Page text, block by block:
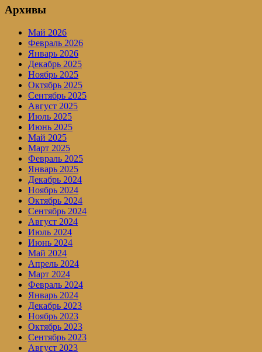
Архивы
Май 2026
Февраль 2026
Январь 2026
Декабрь 2025
Ноябрь 2025
Октябрь 2025
Сентябрь 2025
Август 2025
Июль 2025
Июнь 2025
Май 2025
Март 2025
Февраль 2025
Январь 2025
Декабрь 2024
Ноябрь 2024
Октябрь 2024
Сентябрь 2024
Август 2024
Июль 2024
Июнь 2024
Май 2024
Апрель 2024
Март 2024
Февраль 2024
Январь 2024
Декабрь 2023
Ноябрь 2023
Октябрь 2023
Сентябрь 2023
Август 2023